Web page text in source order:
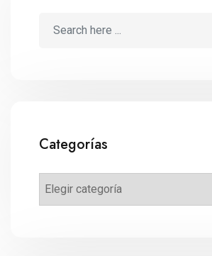
Categorías